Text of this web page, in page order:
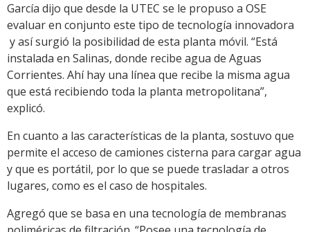
García dijo que desde la UTEC se le propuso a OSE
evaluar en conjunto este tipo de tecnología innovadora
y así surgió la posibilidad de esta planta móvil. “Está
instalada en Salinas, donde recibe agua de Aguas
Corrientes. Ahí hay una línea que recibe la misma agua
que está recibiendo toda la planta metropolitana”,
explicó.
En cuanto a las características de la planta, sostuvo que
permite el acceso de camiones cisterna para cargar agua
y que es portátil, por lo que se puede trasladar a otros
lugares, como es el caso de hospitales.
Agregó que se basa en una tecnología de membranas